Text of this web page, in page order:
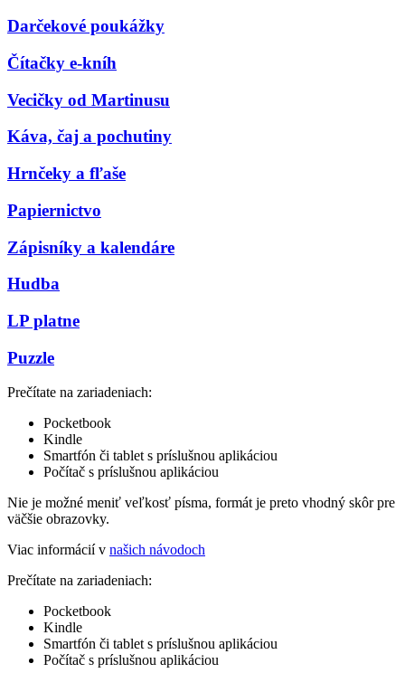
Darčekové poukážky
Čítačky e-kníh
Vecičky od Martinusu
Káva, čaj a pochutiny
Hrnčeky a fľaše
Papiernictvo
Zápisníky a kalendáre
Hudba
LP platne
Puzzle
Prečítate na zariadeniach:
Pocketbook
Kindle
Smartfón či tablet s príslušnou aplikáciou
Počítač s príslušnou aplikáciou
Nie je možné meniť veľkosť písma, formát je preto vhodný skôr pre
väčšie obrazovky.
Viac informácií v našich návodoch
Prečítate na zariadeniach:
Pocketbook
Kindle
Smartfón či tablet s príslušnou aplikáciou
Počítač s príslušnou aplikáciou